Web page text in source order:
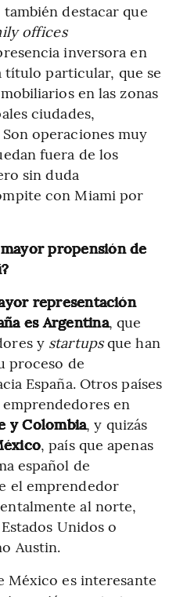
destacar que
offices
inversora en
título particular, que se
en las zonas
ciudades,
operaciones muy
fuera de los
sin duda
con Miami por
propensión de
representación
es Argentina, que
y startupsque han
proceso de
España. Otros países
en
y Colombia, y quizás
, país que apenas
español de
el emprendedor
al norte,
Unidos o
Austin.
México es interesante